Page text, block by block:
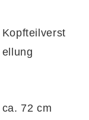
Personen.
Kopfteilverst
ellung
ca. 72 cm